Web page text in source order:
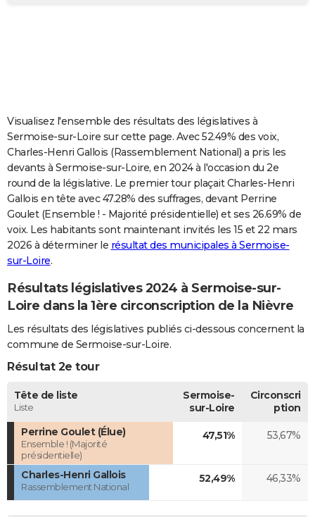
Carte de Noël
Carte Bonne année
Carte Saint-Valentin
Carte Pâques
Carte d'anniversaire
DICTIONNAIRE
Dictionnaire
Biographies
Citations
Expressions
Proverbes
COPAINS D'AVANT
S'inscrire
Se connecter
Lycées
Collèges
Primaires
Universités
Entreprises
Service militaire
Avis de recherche
AVIS DE DÉCÈS
FORUM
Visualisez l'ensemble des résultats des législatives à
Sermoise-sur-Loire sur cette page. Avec 52.49% des voix,
Charles-Henri Gallois (Rassemblement National) a pris les
devants à Sermoise-sur-Loire, en 2024 à l'occasion du 2e
round de la législative. Le premier tour plaçait Charles-Henri
Gallois en tête avec 47.28% des suffrages, devant Perrine
Goulet (Ensemble ! - Majorité présidentielle) et ses 26.69% de
voix. Les habitants sont maintenant invités les 15 et 22 mars
2026 à déterminer le résultat des municipales à Sermoise-
sur-Loire.
Résultats législatives 2024 à Sermoise-sur-
Loire dans la 1ère circonscription de la Nièvre
Les résultats des législatives publiés ci-dessous concernent la
commune de Sermoise-sur-Loire.
Résultat 2e tour
Tête de liste
Liste
Sermoise-
sur-Loire
Circonscri
ption
Perrine Goulet (Élue)
Ensemble ! (Majorité
présidentielle)
47,51% 53,67%
Charles-Henri Gallois
Rassemblement National
52,49% 46,33%